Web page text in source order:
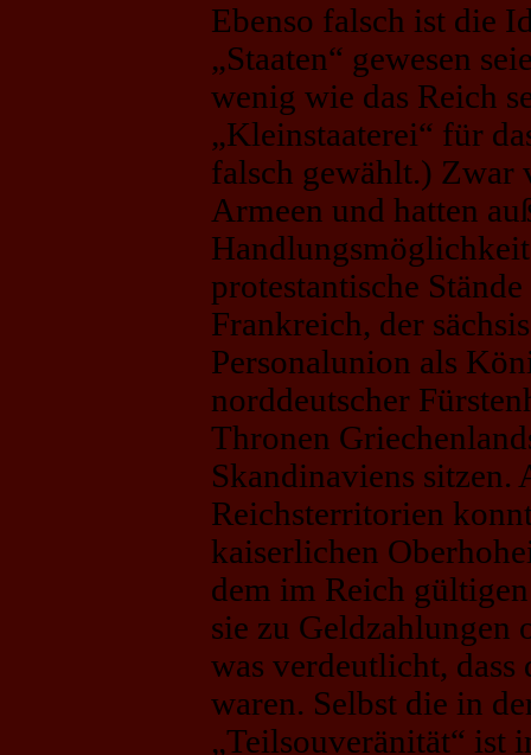
Ebenso falsch ist die
„Staaten“ gewesen
wenig wie das Reich
„Kleinstaaterei“ für
falsch gewählt.) Zwar
Armeen und hatten
protestantische
Frankreich, der
Personalunion als
norddeutscher
Thronen
Skandinaviens sitzen.
Reichsterritorien
kaiserlichen
dem im Reich
sie zu Geldzahlungen
was verdeutlicht, dass
waren. Selbst die in
„Teilsouveränität“ ist